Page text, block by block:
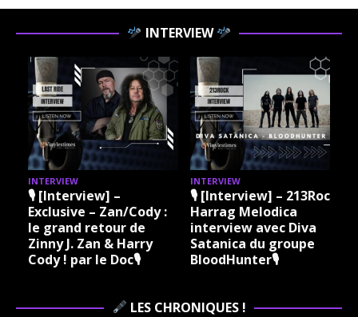
INTERVIEW
INTERVIEW
🎙 [Interview] –
Exclusive – Zan/Cody :
le grand retour de
Zinny J. Zan & Harry
Cody ! par le Doc🎙
INTERVIEW
🎙 [Interview] – 213Rock
Harrag Melodica
interview avec Diva
Satanica du groupe
BloodHunter🎙
LES CHRONIQUES !